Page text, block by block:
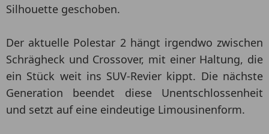
Silhouette geschoben.
Der aktuelle Polestar 2 hängt irgendwo zwischen
Schrägheck und Crossover, mit einer Haltung, die
ein Stück weit ins SUV-Revier kippt. Die nächste
Generation beendet diese Unentschlossenheit
und setzt auf eine eindeutige Limousinenform.